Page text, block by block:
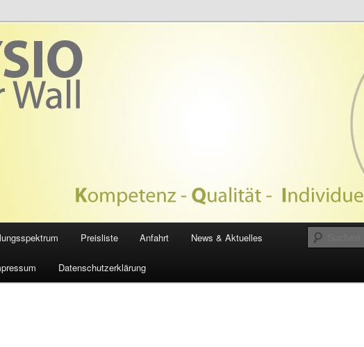
NEUER WALL
Preisliste Anfahrt News & Aktuelles
Datenschutzerklärung